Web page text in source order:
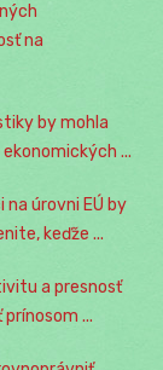
na
by mohla
...
úrovni EÚ by
keďže ...
a presnosť
...